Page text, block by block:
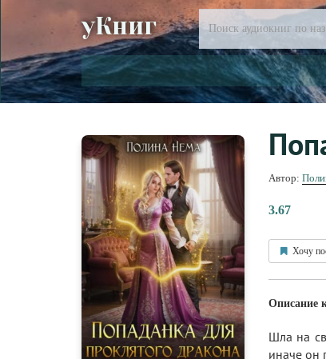
уКниг
Автор:
3.67
Хочу
Описание
Шла на
иначе он